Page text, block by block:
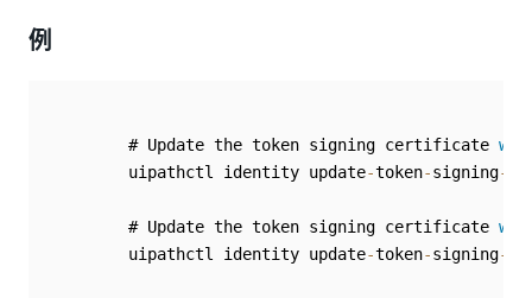
例
        # Update the token signing certificate
        uipathctl identity update
-token-signing-
        # Update the token signing certificate
        uipathctl identity update
-token-signing-